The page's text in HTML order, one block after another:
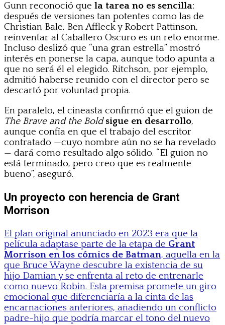
Gunn reconoció que la tarea no es sencilla:
después de versiones tan potentes como las de
Christian Bale, Ben Affleck y Robert Pattinson,
reinventar al Caballero Oscuro es un reto enorme.
Incluso deslizó que “una gran estrella” mostró
interés en ponerse la capa, aunque todo apunta a
que no será él el elegido. Ritchson, por ejemplo,
admitió haberse reunido con el director pero se
descartó por voluntad propia.
En paralelo, el cineasta confirmó que el guion de
The Brave and the Bold sigue en desarrollo,
aunque confía en que el trabajo del escritor
contratado —cuyo nombre aún no se ha revelado
— dará como resultado algo sólido. “El guion no
está terminado, pero creo que es realmente
bueno”, aseguró.
Un proyecto con herencia de Grant
Morrison
El plan original anunciado en 2023 era que la
película adaptase parte de la etapa de Grant
Morrison en los cómics de Batman, aquella en la
que Bruce Wayne descubre la existencia de su
hijo Damian y se enfrenta al reto de entrenarle
como nuevo Robin. Esta premisa promete un giro
emocional que diferenciaría a la cinta de las
encarnaciones anteriores, añadiendo un conflicto
padre-hijo que podría marcar el tono del nuevo